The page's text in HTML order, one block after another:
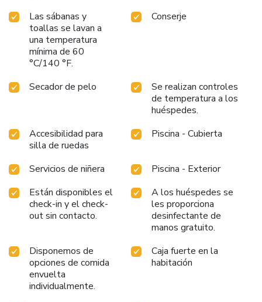
Las sábanas y
toallas se lavan a
una temperatura
mínima de 60
°C/140 °F.
Conserje
Secador de pelo
Se realizan controles
de temperatura a los
huéspedes.
Accesibilidad para
silla de ruedas
Piscina - Cubierta
Servicios de niñera
Piscina - Exterior
Están disponibles el
check-in y el check-
out sin contacto.
A los huéspedes se
les proporciona
desinfectante de
manos gratuito.
Disponemos de
opciones de comida
envuelta
individualmente.
Caja fuerte en la
habitación